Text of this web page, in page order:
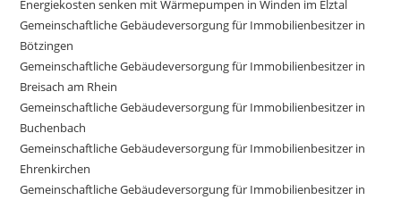
Energiekosten senken mit Wärmepumpen in Winden im Elztal
Gemeinschaftliche Gebäudeversorgung für Immobilienbesitzer in
Bötzingen
Gemeinschaftliche Gebäudeversorgung für Immobilienbesitzer in
Breisach am Rhein
Gemeinschaftliche Gebäudeversorgung für Immobilienbesitzer in
Buchenbach
Gemeinschaftliche Gebäudeversorgung für Immobilienbesitzer in
Ehrenkirchen
Gemeinschaftliche Gebäudeversorgung für Immobilienbesitzer in